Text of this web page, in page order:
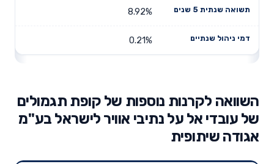
8.92%
0.21%
השוואה לקרנות נוספות של קופת תגמולים
של עובדי אל על נתיבי אוויר לישראל בע"מ
אגודה שיתופית